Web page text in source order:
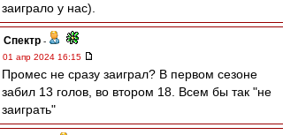
заиграло у нас).
Спектр -
01 апр 2024 16:15
Промес не сразу заиграл? В первом сезоне
забил 13 голов, во втором 18. Всем бы так "не
заиграть"